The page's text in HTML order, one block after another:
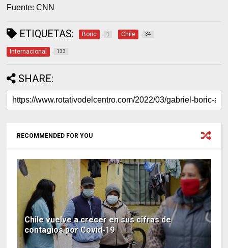
Fuente: CNN
ETIQUETAS: Boric 1 Chile 34
Internacional 133
SHARE:
RECOMMENDED FOR YOU
Chile vuelve a crecer en sus cifras de
contagios por Covid-19